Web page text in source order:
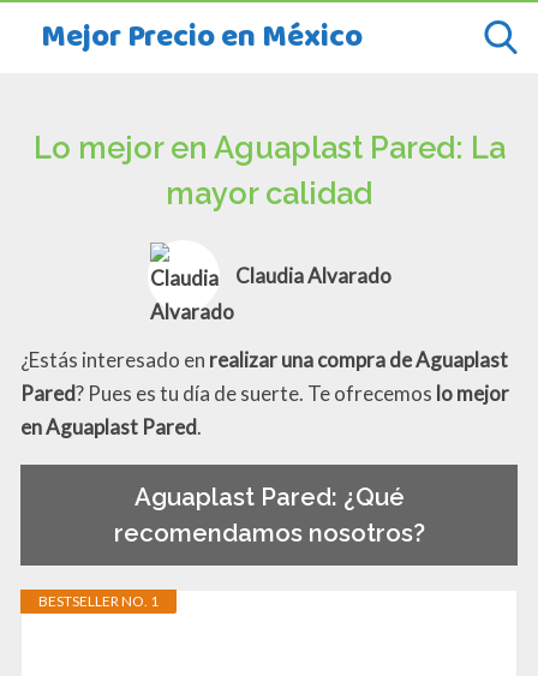
Mejor Precio en México
Lo mejor en Aguaplast Pared: La
mayor calidad
Claudia Alvarado
¿Estás interesado en realizar una compra de Aguaplast
Pared? Pues es tu día de suerte. Te ofrecemos lo mejor
en Aguaplast Pared.
Aguaplast Pared: ¿Qué
recomendamos nosotros?
BESTSELLER NO. 1